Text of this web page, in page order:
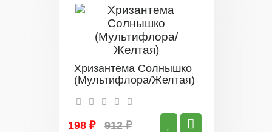
Хризантема Солнышко
(Мультифлора/Желтая)
198 ₽ 912 ₽